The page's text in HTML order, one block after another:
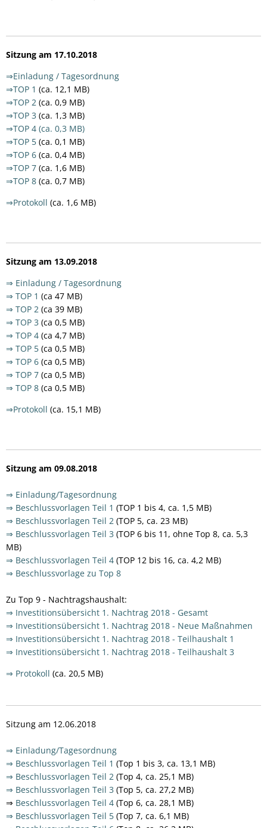
Sitzung am 17.10.2018
⇒Einladung / Tagesordnung
⇒TOP 1 (ca. 12,1 MB)
⇒TOP 2 (ca. 0,9 MB)
⇒TOP 3 (ca. 1,3 MB)
⇒TOP 4 (ca. 0,3 MB)
⇒TOP 5 (ca. 0,1 MB)
⇒TOP 6 (ca. 0,4 MB)
⇒TOP 7 (ca. 1,6 MB)
⇒TOP 8 (ca. 0,7 MB)
⇒Protokoll (ca. 1,6 MB)
Sitzung am 13.09.2018
⇒ Einladung / Tagesordnung
⇒ TOP 1 (ca 47 MB)
⇒ TOP 2 (ca 39 MB)
⇒ TOP 3 (ca 0,5 MB)
⇒ TOP 4 (ca 4,7 MB)
⇒ TOP 5 (ca 0,5 MB)
⇒ TOP 6 (ca 0,5 MB)
⇒ TOP 7 (ca 0,5 MB)
⇒ TOP 8 (ca 0,5 MB)
⇒Protokoll (ca. 15,1 MB)
Sitzung am 09.08.2018
⇒ Einladung/Tagesordnung
⇒ Beschlussvorlagen Teil 1 (TOP 1 bis 4, ca. 1,5 MB)
⇒ Beschlussvorlagen Teil 2 (TOP 5, ca. 23 MB)
⇒ Beschlussvorlagen Teil 3 (TOP 6 bis 11, ohne Top 8, ca. 5,3
MB)
⇒ Beschlussvorlagen Teil 4 (TOP 12 bis 16, ca. 4,2 MB)
⇒ Beschlussvorlage zu Top 8
Zu Top 9 - Nachtragshaushalt:
⇒ Investitionsübersicht 1. Nachtrag 2018 - Gesamt
⇒ Investitionsübersicht 1. Nachtrag 2018 - Neue Maßnahmen
⇒ Investitionsübersicht 1. Nachtrag 2018 - Teilhaushalt 1
⇒ Investitionsübersicht 1. Nachtrag 2018 - Teilhaushalt 3
⇒ Protokoll (ca. 20,5 MB)
Sitzung am 12.06.2018
⇒ Einladung/Tagesordnung
⇒ Beschlussvorlagen Teil 1 (Top 1 bis 3, ca. 13,1 MB)
⇒ Beschlussvorlagen Teil 2 (Top 4, ca. 25,1 MB)
⇒ Beschlussvorlagen Teil 3 (Top 5, ca. 27,2 MB)
⇒ Beschlussvorlagen Teil 4 (Top 6, ca. 28,1 MB)
⇒ Beschlussvorlagen Teil 5 (Top 7, ca. 6,1 MB)